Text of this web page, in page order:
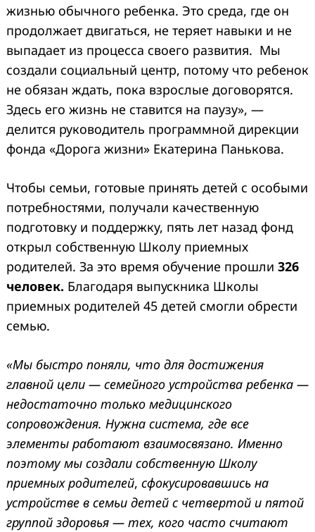
жизнью обычного ребенка. Это среда, где он
продолжает двигаться, не теряет навыки и не
выпадает из процесса своего развития. Мы
создали социальный центр, потому что ребенок
не обязан ждать, пока взрослые договорятся.
Здесь его жизнь не ставится на паузу», —
делится руководитель программной дирекции
фонда «Дорога жизни» Екатерина Панькова.
Чтобы семьи, готовые принять детей с особыми
потребностями, получали качественную
подготовку и поддержку, пять лет назад фонд
открыл собственную Школу приемных
родителей. За это время обучение прошли 326
человек. Благодаря выпускника Школы
приемных родителей 45 детей смогли обрести
семью.
«Мы быстро поняли, что для достижения
главной цели — семейного устройства ребенка —
недостаточно только медицинского
сопровождения. Нужна система, где все
элементы работают взаимосвязано. Именно
поэтому мы создали собственную Школу
приемных родителей, сфокусировавшись на
устройстве в семьи детей с четвертой и пятой
группой здоровья — тех, кого часто считают